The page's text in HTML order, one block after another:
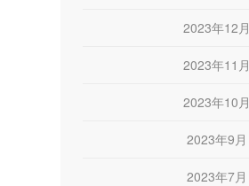
2023年12月
2023年11月
2023年10月
2023年9月
2023年7月